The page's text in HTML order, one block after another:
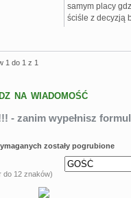
samym placy
ściśle z decyzją
1 do 1 z 1
NA WIADOMOŚĆ
- zanim wypełnisz
zostały pogrubione
do 12 znaków)